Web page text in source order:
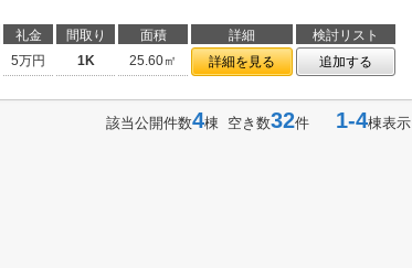
礼金 間取り 面積 詳細
検討リスト
5万円 1K 25.60㎡ 詳細を見る 追加する
該当公開件数4棟 空き数32件 1-4棟表示